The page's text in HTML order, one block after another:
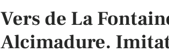
Vers de La
Alcimadure.